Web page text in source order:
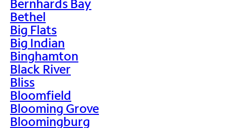
Bernhards Bay
Bethel
Big Flats
Big Indian
Binghamton
Black River
Bliss
Bloomfield
Blooming Grove
Bloomingburg